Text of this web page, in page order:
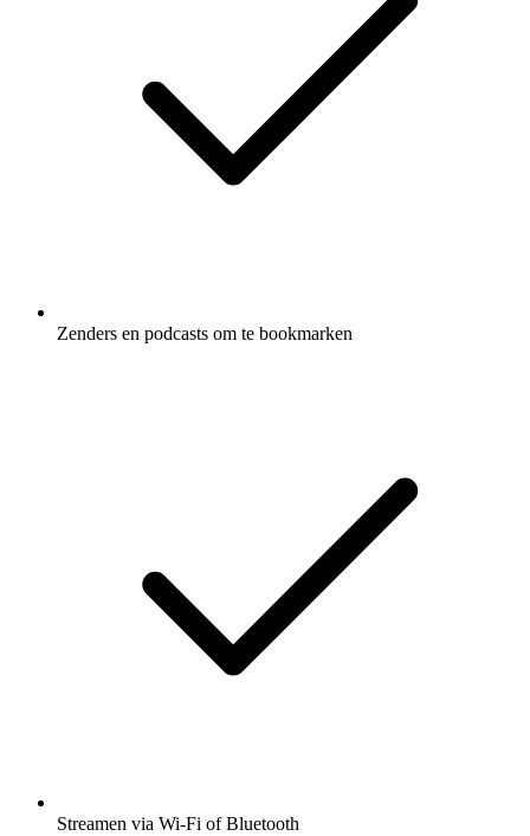
Zenders en podcasts om te bookmarken
Streamen via Wi-Fi of Bluetooth